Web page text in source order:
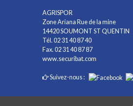
AGRISPOR
Zone Ariana Rue de la mine
14420 SOUMONT ST QUENTIN
Tél. 02 31 40 87 40
Fax. 02 31 40 87 87
www.securibat.com
Suivez-nous :